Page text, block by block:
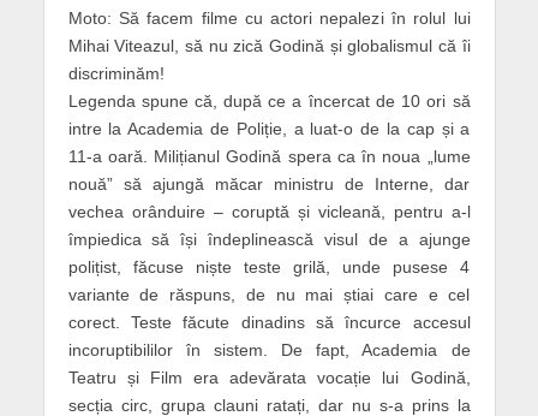
Moto: Să facem filme cu actori nepalezi în rolul lui
Mihai Viteazul, să nu zică Godină și globalismul că îi
discriminăm!
Legenda spune că, după ce a încercat de 10 ori să
intre la Academia de Poliție, a luat-o de la cap și a
11-a oară. Milițianul Godină spera ca în noua „lume
nouă” să ajungă măcar ministru de Interne, dar
vechea orânduire – coruptă și vicleană, pentru a-l
împiedica să își îndeplinească visul de a ajunge
polițist, făcuse niște teste grilă, unde pusese 4
variante de răspuns, de nu mai știai care e cel
corect. Teste făcute dinadins să încurce accesul
incoruptibililor în sistem. De fapt, Academia de
Teatru și Film era adevărata vocație lui Godină,
secția circ, grupa clauni ratați, dar nu s-a prins la